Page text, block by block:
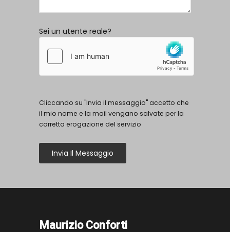
Sei un utente reale?
Cliccando su "Invia il messaggio" accetto che
il mio nome e la mail vengano salvate per la
corretta erogazione del servizio
Invia Il Messaggio
Maurizio Conforti